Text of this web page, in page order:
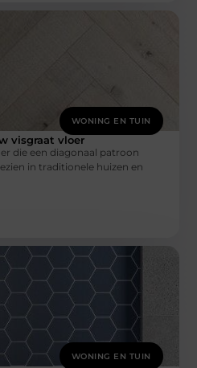
WONING EN TUIN
visgraat vloer
die een diagonaal patroon
in traditionele huizen en
WONING EN TUIN